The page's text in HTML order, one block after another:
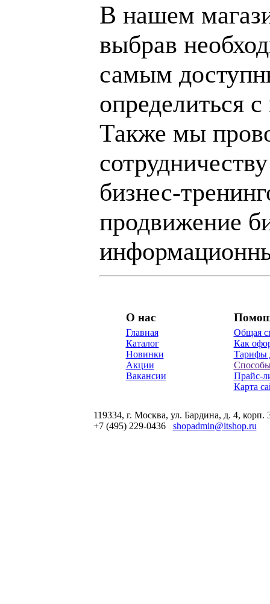
В нашем
выбрав
самым
определиться
Также мы
бизнес-
продвижение
О нас
Главная
Каталог
Новинки
Акции
Вакансии
Общая
Как
Тарифы
Прайс-
Карта
119334, г. Москва, ул. Бардина, д. 4, корп.
+7 (495) 229-0436 shopadmin@itshop.ru